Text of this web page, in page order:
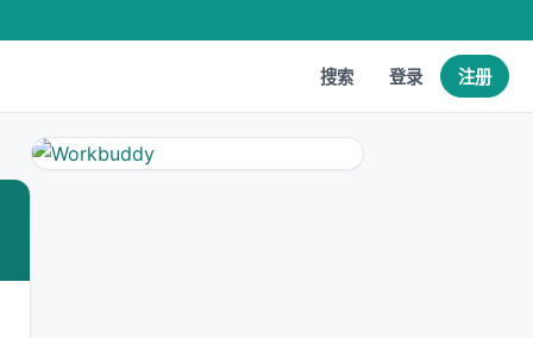
搜索 登录 注册